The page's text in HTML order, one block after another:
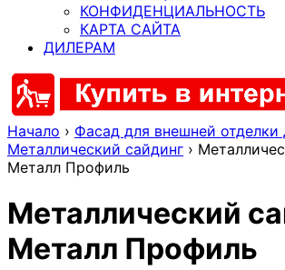
КОНФИДЕНЦИАЛЬНОСТЬ
КАРТА САЙТА
ДИЛЕРАМ
Начало › Фасад для внешней отделки
Металлический сайдинг ›
Металл Профиль
Металлический
Металл Профиль